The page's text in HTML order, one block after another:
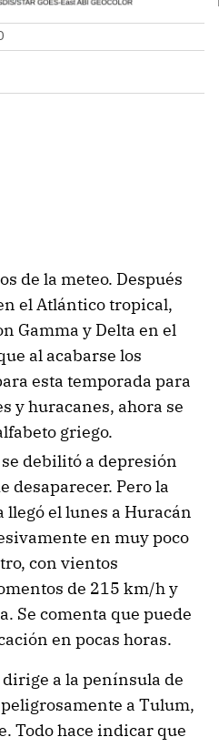
de la meteo. Después
el Atlántico tropical,
Gamma y Delta en el
al acabarse los
esta temporada para
y huracanes, ahora se
griego.
debilitó a depresión
desaparecer. Pero la
el lunes a Huracán
en muy poco
con vientos
de 215 km/h y
Se comenta que puede
en pocas horas.
a la península de
a Tulum,
Todo hace indicar que